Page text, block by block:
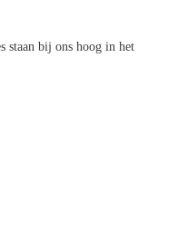
staan bij ons hoog in het